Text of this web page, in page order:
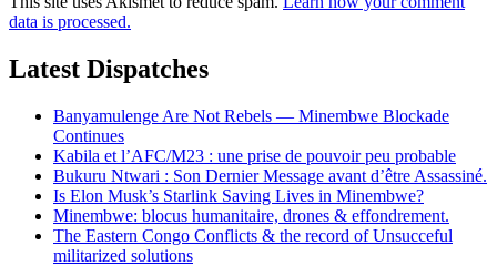
data is processed.
Latest Dispatches
Banyamulenge Are Not Rebels — Minembwe Blockade
Continues
Kabila et l’AFC/M23 : une prise de pouvoir peu probable
Bukuru Ntwari : Son Dernier Message avant d’être Assassiné.
Is Elon Musk’s Starlink Saving Lives in Minembwe?
Minembwe: blocus humanitaire, drones & effondrement.
The Eastern Congo Conflicts & the record of Unsucceful
militarized solutions